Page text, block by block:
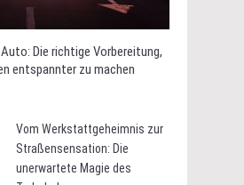
Die richtige Vorbereitung,
entspannter zu machen
Vom Werkstattgeheimnis zur
Straßensensation: Die
unerwartete Magie des